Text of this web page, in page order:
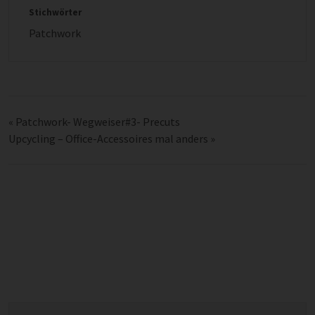
Stichwörter
Patchwork
« Patchwork- Wegweiser#3- Precuts
Upcycling – Office-Accessoires mal anders »